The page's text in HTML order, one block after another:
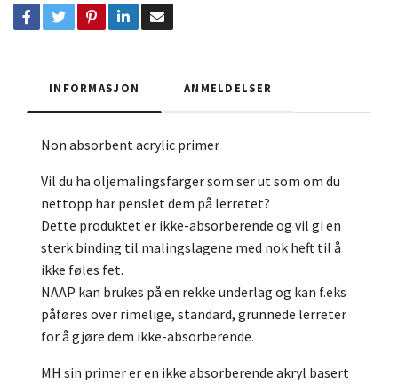
INFORMASJON ANMELDELSER
Non absorbent acrylic primer
Vil du ha oljemalingsfarger som ser ut som om du
nettopp har penslet dem på lerretet?
Dette produktet er ikke-absorberende og vil gi en
sterk binding til malingslagene med nok heft til å
ikke føles fet.
NAAP kan brukes på en rekke underlag og kan f.eks
påføres over rimelige, standard, grunnede lerreter
for å gjøre dem ikke-absorberende.
MH sin primer er en ikke absorberende akryl basert